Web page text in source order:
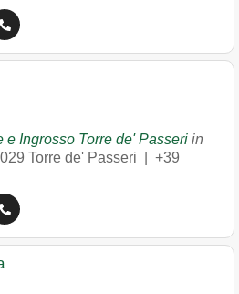
Ingrosso Torre de' Passeri in
Torre de' Passeri
+39